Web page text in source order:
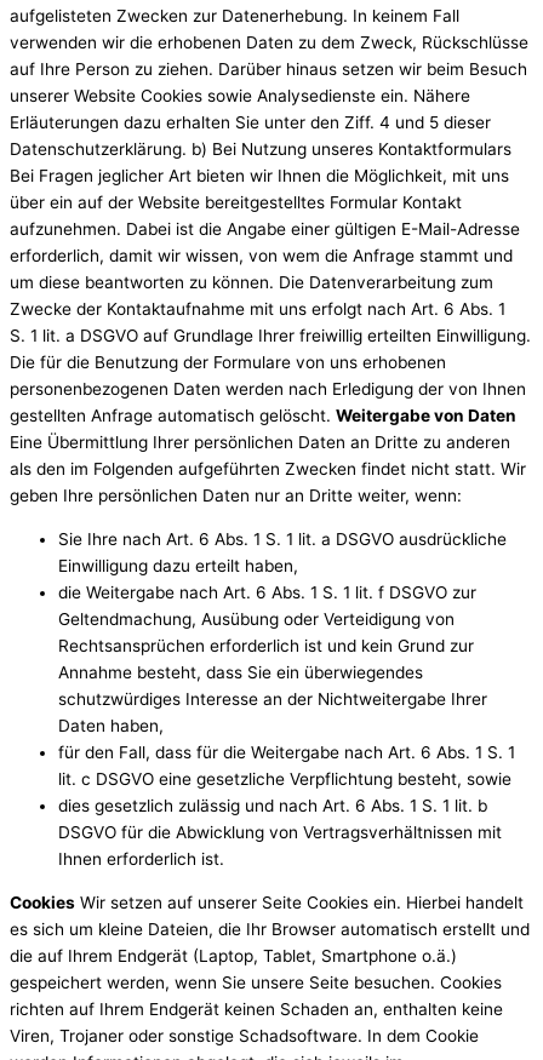
aufgelisteten Zwecken zur Datenerhebung. In keinem Fall
verwenden wir die erhobenen Daten zu dem Zweck, Rückschlüsse
auf Ihre Person zu ziehen. Darüber hinaus setzen wir beim Besuch
unserer Website Cookies sowie Analysedienste ein. Nähere
Erläuterungen dazu erhalten Sie unter den Ziff. 4 und 5 dieser
Datenschutzerklärung. b) Bei Nutzung unseres Kontaktformulars
Bei Fragen jeglicher Art bieten wir Ihnen die Möglichkeit, mit uns
über ein auf der Website bereitgestelltes Formular Kontakt
aufzunehmen. Dabei ist die Angabe einer gültigen E-Mail-Adresse
erforderlich, damit wir wissen, von wem die Anfrage stammt und
um diese beantworten zu können. Die Datenverarbeitung zum
Zwecke der Kontaktaufnahme mit uns erfolgt nach Art. 6 Abs. 1
S. 1 lit. a DSGVO auf Grundlage Ihrer freiwillig erteilten Einwilligung.
Die für die Benutzung der Formulare von uns erhobenen
personenbezogenen Daten werden nach Erledigung der von Ihnen
gestellten Anfrage automatisch gelöscht. Weitergabe von Daten
Eine Übermittlung Ihrer persönlichen Daten an Dritte zu anderen
als den im Folgenden aufgeführten Zwecken findet nicht statt. Wir
geben Ihre persönlichen Daten nur an Dritte weiter, wenn:
Sie Ihre nach Art. 6 Abs. 1 S. 1 lit. a DSGVO ausdrückliche
Einwilligung dazu erteilt haben,
die Weitergabe nach Art. 6 Abs. 1 S. 1 lit. f DSGVO zur
Geltendmachung, Ausübung oder Verteidigung von
Rechtsansprüchen erforderlich ist und kein Grund zur
Annahme besteht, dass Sie ein überwiegendes
schutzwürdiges Interesse an der Nichtweitergabe Ihrer
Daten haben,
für den Fall, dass für die Weitergabe nach Art. 6 Abs. 1 S. 1
lit. c DSGVO eine gesetzliche Verpflichtung besteht, sowie
dies gesetzlich zulässig und nach Art. 6 Abs. 1 S. 1 lit. b
DSGVO für die Abwicklung von Vertragsverhältnissen mit
Ihnen erforderlich ist.
Cookies Wir setzen auf unserer Seite Cookies ein. Hierbei handelt
es sich um kleine Dateien, die Ihr Browser automatisch erstellt und
die auf Ihrem Endgerät (Laptop, Tablet, Smartphone o.ä.)
gespeichert werden, wenn Sie unsere Seite besuchen. Cookies
richten auf Ihrem Endgerät keinen Schaden an, enthalten keine
Viren, Trojaner oder sonstige Schadsoftware. In dem Cookie